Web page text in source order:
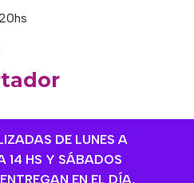
DE LUNES A
14 HS Y SÁBADOS
EN EL DÍA,
Vte. López, Provincia de